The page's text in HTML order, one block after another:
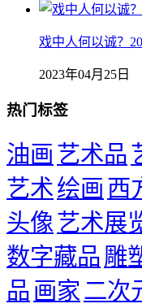
戏中人何以诚？
2023年04月25日
热门标签
油画 艺术品
艺术绘画 西
头像艺术展
数字藏品 雕
品 画家 二次